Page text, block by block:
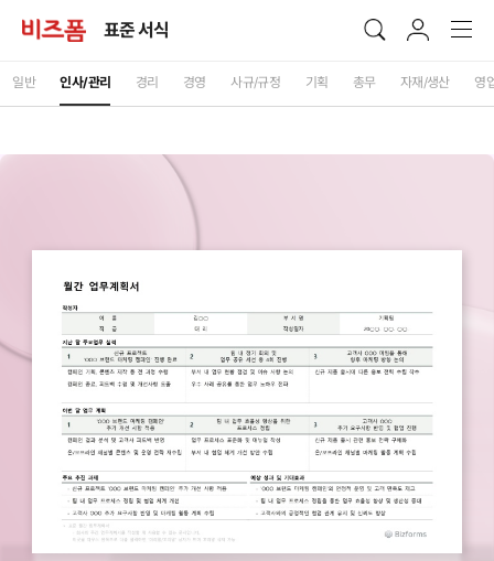
표준 서식
일반 인사/관리 경리 경영 사규/규정 기획 총무 자재/생산 영